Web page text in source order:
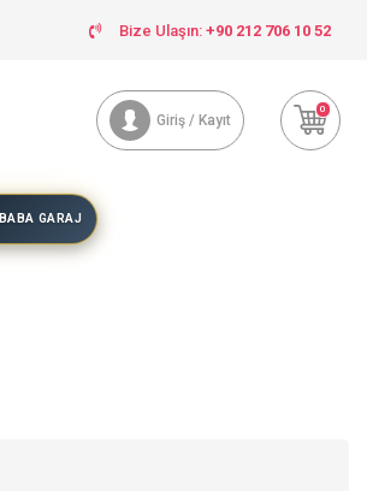
Bize Ulaşın: +90 212 706 10 52
Giriş / Kayıt
0
BABA GARAJ